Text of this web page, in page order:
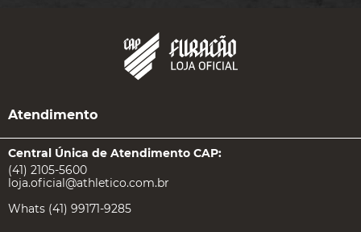
Atendimento
Central Única de Atendimento CAP:
(41) 2105-5600
loja.oficial@athletico.com.br
Whats (41) 99171-9285